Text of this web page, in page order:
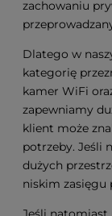
zachowaniu
Dlatego w
kategorię
kamer WiFi
zapewniamy
klient może
potrzeby. Jeśli
dużych
niskim zasięgu